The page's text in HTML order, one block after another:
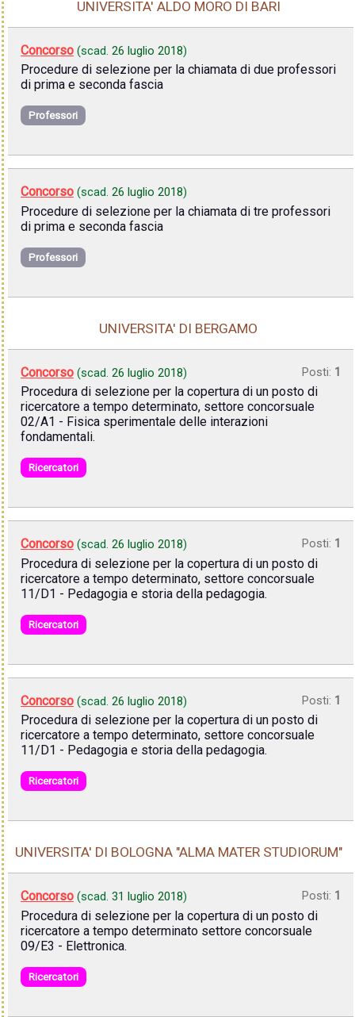
UNIVERSITA' ALDO MORO DI BARI
Concorso (scad. 26 luglio 2018)
Procedure di selezione per la chiamata di due professori
di prima e seconda fascia
Professori
Concorso (scad. 26 luglio 2018)
Procedure di selezione per la chiamata di tre professori
di prima e seconda fascia
Professori
UNIVERSITA' DI BERGAMO
Concorso (scad. 26 luglio 2018) Posti: 1
Procedura di selezione per la copertura di un posto di
ricercatore a tempo determinato, settore concorsuale
02/A1 - Fisica sperimentale delle interazioni
fondamentali.
Ricercatori
Concorso (scad. 26 luglio 2018) Posti: 1
Procedura di selezione per la copertura di un posto di
ricercatore a tempo determinato, settore concorsuale
11/D1 - Pedagogia e storia della pedagogia.
Ricercatori
Concorso (scad. 26 luglio 2018) Posti: 1
Procedura di selezione per la copertura di un posto di
ricercatore a tempo determinato, settore concorsuale
11/D1 - Pedagogia e storia della pedagogia.
Ricercatori
UNIVERSITA' DI BOLOGNA "ALMA MATER STUDIORUM"
Concorso (scad. 31 luglio 2018) Posti: 1
Procedura di selezione per la copertura di un posto di
ricercatore a tempo determinato settore concorsuale
09/E3 - Elettronica.
Ricercatori